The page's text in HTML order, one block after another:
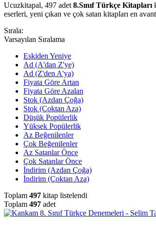
Ucuzkitapal, 497 adet 8.Sınıf Türkçe Kitapları
eserleri, yeni çıkan ve çok satan kitapları en
Sırala:
Varsayılan Sıralama
Eskiden Yeniye
Ad (A'dan Z'ye)
Ad (Z'den A'ya)
Fiyata Göre Artan
Fiyata Göre Azalan
Stok (Azdan Çoğa)
Stok (Çoktan Aza)
Düşük Popülerlik
Yüksek Popülerlik
Az Beğenilenler
Çok Beğenilenler
Az Satanlar Önce
Çok Satanlar Önce
İndirim (Azdan Çoğa)
İndirim (Çoktan Aza)
Toplam 497 kitap listelendi
Toplam 497 adet